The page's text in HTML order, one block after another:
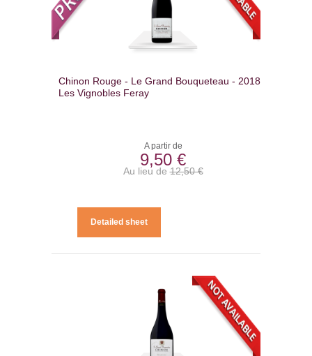
Chinon Rouge - Le Grand Bouqueteau - 2018 -
Les Vignobles Feray
A partir de
9,50 €
Au lieu de12,50 €
Detailed sheet